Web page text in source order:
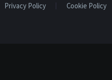
Privacy Policy Cookie Policy